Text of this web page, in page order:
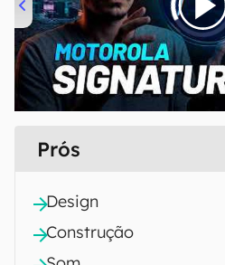
00:00/20:46
Prós
Design
Construção